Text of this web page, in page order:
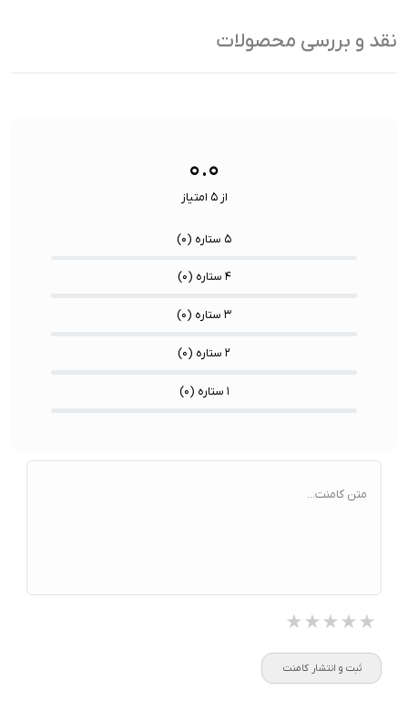
ظرفیت:
نقد و بررسی محصولات
۰.۰
از ۵ امتیاز
۵ ستاره ( ۰)
۴ ستاره ( ۰)
۳ ستاره ( ۰)
۲ ستاره ( ۰)
۱ ستاره ( ۰)
متن کامنت...
★★★★★
★★★★★
★★★★★
ثبت و انتشار کامنت